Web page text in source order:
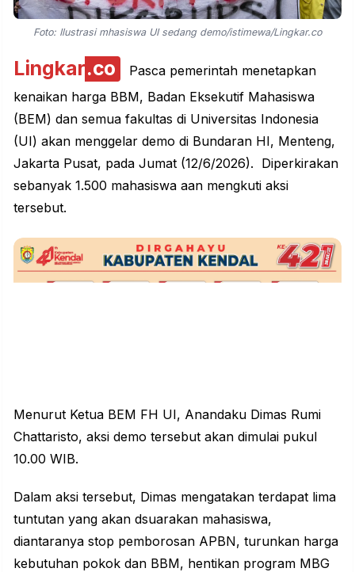
Foto: Ilustrasi mhasiswa UI sedang demo/istimewa/Lingkar.co
Lingkar.co
Pasca pemerintah menetapkan
kenaikan harga BBM, Badan Eksekutif Mahasiswa
(BEM) dan semua fakultas di Universitas Indonesia
(UI) akan menggelar demo di Bundaran HI, Menteng,
Jakarta Pusat, pada Jumat (12/6/2026). Diperkirakan
sebanyak 1.500 mahasiswa aan mengkuti aksi
tersebut.
Menurut Ketua BEM FH UI, Anandaku Dimas Rumi
Chattaristo, aksi demo tersebut akan dimulai pukul
10.00 WIB.
Dalam aksi tersebut, Dimas mengatakan terdapat lima
tuntutan yang akan dsuarakan mahasiswa,
diantaranya stop pemborosan APBN, turunkan harga
kebutuhan pokok dan BBM, hentikan program MBG